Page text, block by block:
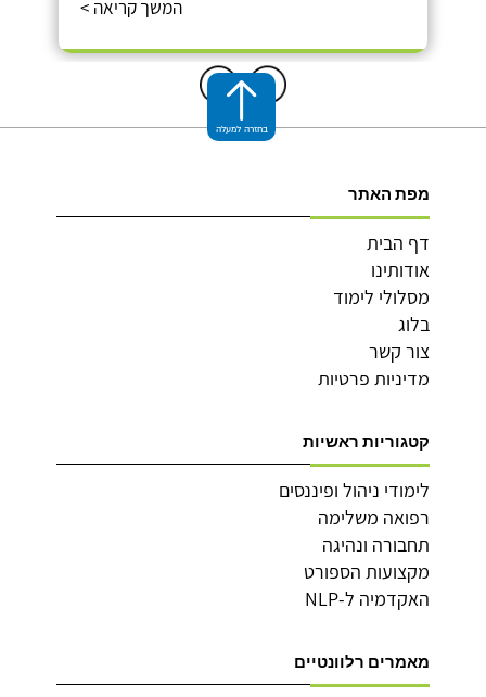
המשך קריאה >
בחזרה למעלה
מפת האתר
דף הבית
אודותינו
מסלולי לימוד
בלוג
צור קשר
מדיניות פרטיות
קטגוריות ראשיות
לימודי ניהול ופיננסים
רפואה משלימה
תחבורה ונהיגה
מקצועות הספורט
האקדמיה ל-NLP
מאמרים רלוונטיים